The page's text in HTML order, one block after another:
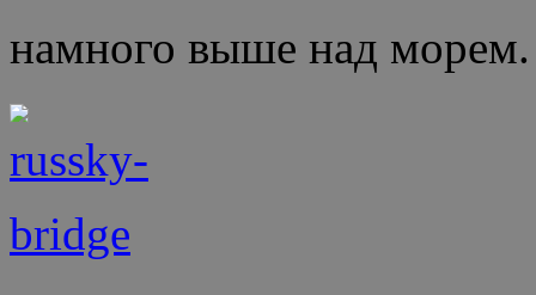
намного выше над морем.